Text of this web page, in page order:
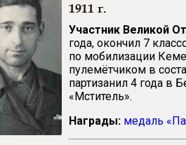
1911 г.
Участник Великой
года, окончил 7
по мобилизации
пулемётчиком в
партизанил 4 года в
«Мститель».
Награды: медаль